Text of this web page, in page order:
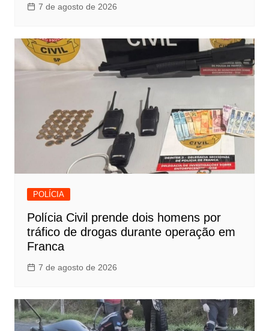
7 de agosto de 2026
POLÍCIA
Polícia Civil prende dois homens por
tráfico de drogas durante operação em
Franca
7 de agosto de 2026